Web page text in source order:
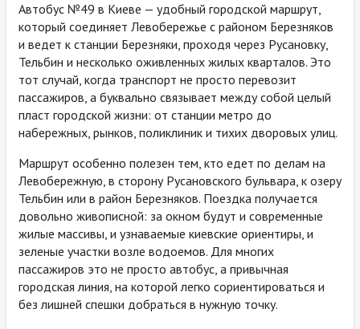
Автобус №49 в Киеве — удобный городской маршрут,
который соединяет Левобережье с районом Березняков
и ведет к станции Березняки, проходя через Русановку,
Тельбин и несколько оживленных жилых кварталов. Это
тот случай, когда транспорт не просто перевозит
пассажиров, а буквально связывает между собой целый
пласт городской жизни: от станции метро до
набережных, рынков, поликлиник и тихих дворовых улиц.
Маршрут особенно полезен тем, кто едет по делам на
Левобережную, в сторону Русановского бульвара, к озеру
Тельбин или в район Березняков. Поездка получается
довольно живописной: за окном будут и современные
жилые массивы, и узнаваемые киевские ориентиры, и
зеленые участки возле водоемов. Для многих
пассажиров это не просто автобус, а привычная
городская линия, на которой легко сориентироваться и
без лишней спешки добраться в нужную точку.